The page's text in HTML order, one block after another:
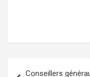
Conseillers